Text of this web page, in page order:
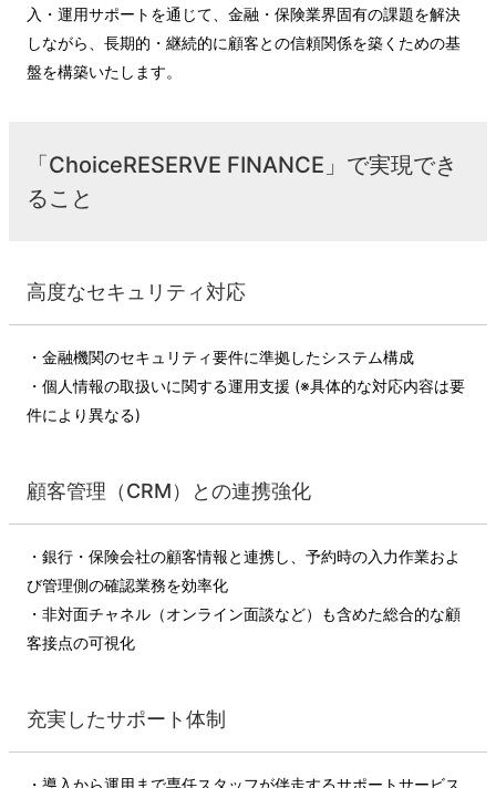
入・運用サポートを通じて、金融・保険業界固有の課題を解決
しながら、長期的・継続的に顧客との信頼関係を築くための基
盤を構築いたします。
「ChoiceRESERVE FINANCE」で実現でき
ること
高度なセキュリティ対応
・金融機関のセキュリティ要件に準拠したシステム構成
・個人情報の取扱いに関する運用支援 (※具体的な対応内容は要
件により異なる)
顧客管理（CRM）との連携強化
・銀行・保険会社の顧客情報と連携し、予約時の入力作業およ
び管理側の確認業務を効率化
・非対面チャネル（オンライン面談など）も含めた総合的な顧
客接点の可視化
充実したサポート体制